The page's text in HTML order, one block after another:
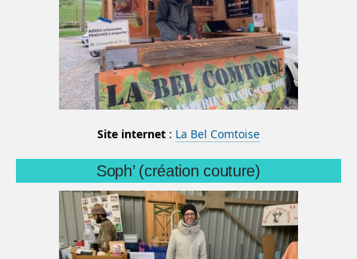
Site internet : La Bel Comtoise
Soph’ (création couture)